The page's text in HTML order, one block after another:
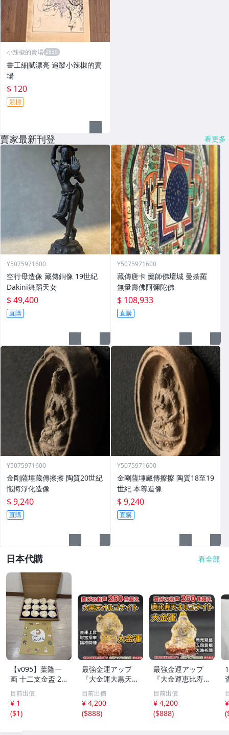
小辣椒的賣場
畫工細膩漂亮 追蹤小辣椒的賣
場
$ 120
競標
賣家最新刊登 看更多
Y5075971600
空行母造像 藏傳銅像 19世紀
Dakini舞蹈天女
$ 49,400
直購
Y5075971600
藏傳唐卡 藥師佛壇城 曼荼羅
無量壽佛阿彌陀佛
$ 108,933
直購
Y5075971600
金剛薩埵藏傳擦擦 陶質20世紀
懺悔淨化造像
$ 9,240
直購
Y5075971600
金剛薩埵藏傳擦擦 陶質18至19
世紀 本尊造像
$ 9,240
直購
日本代購 看全部
【v095】葉隆一
画 十二支金盃 24
K GP 金メッキ 12
点セット 干支 色
紙付き 縁起物 酒
器 共箱付 伝統工
目前出價
¥ 1
($1)
最強金運アップ
『大金運大黒天
（だいこくてん）
オルゴナイト高4.
5cm』財宝、福徳
開運の神様【金運
目前出價
¥ 4,200
($888)
最強金運アップ
『大金運恵比寿天
（えびすてん）オ
ルゴナイト高4.5c
m』【金運アップ
の招金堂】金運ア
目前出價
¥ 4,200
($888)
(